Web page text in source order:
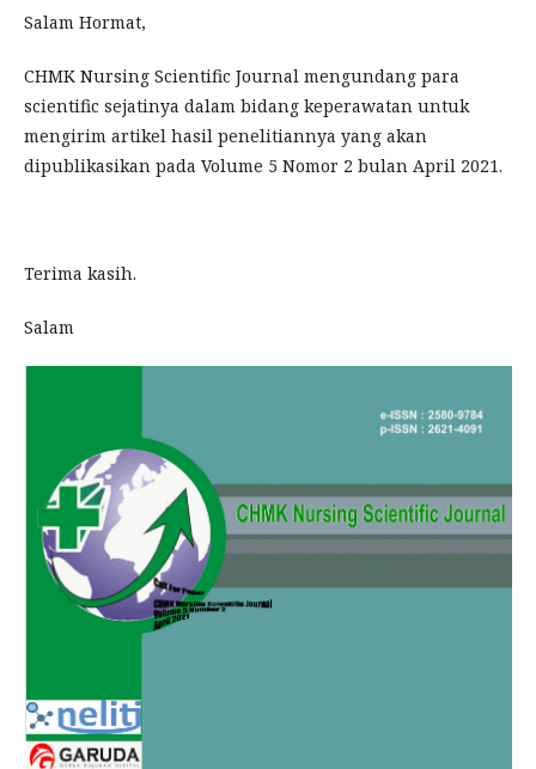
Salam Hormat,
CHMK Nursing Scientific Journal mengundang para
scientific sejatinya dalam bidang keperawatan untuk
mengirim artikel hasil penelitiannya yang akan
dipublikasikan pada Volume 5 Nomor 2 bulan April 2021.
Terima kasih.
Salam